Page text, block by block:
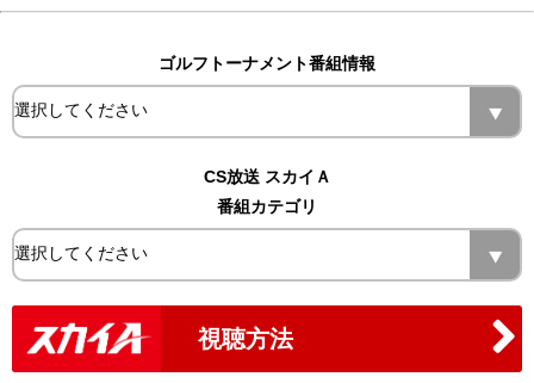
ゴルフトーナメント番組情報
CS放送 スカイＡ
番組カテゴリ
視聴方法